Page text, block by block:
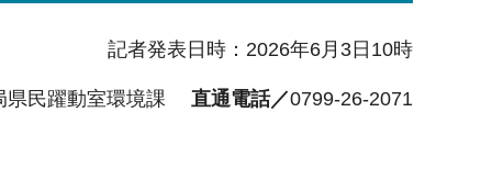
記者発表日時：2026年6月3日10時
県民躍動室環境課 直通電話／0799-26-2071